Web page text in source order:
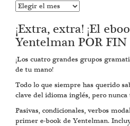
Entradas
¡Extra, extra! ¡El
Yentelman POR
¡Los cuatro grandes grupos
de tu mano!
Todo lo que siempre has querido
clave del idioma inglés, pero
Pasivas, condicionales, verbos
primer e-book de Yentelman.